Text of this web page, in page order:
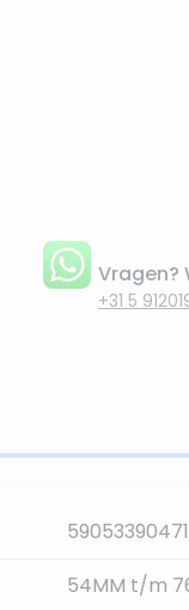
Vragen?
+31 5
54MM t/m